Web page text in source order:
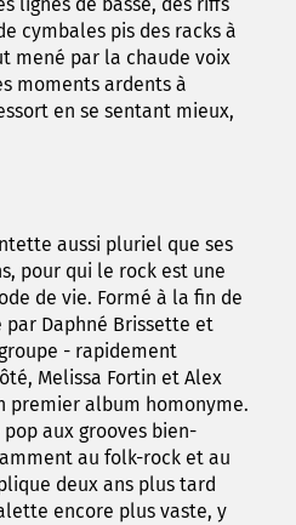
cymbales pis des racks à
mené par la chaude voix
moments ardents à
en se sentant mieux,
aussi pluriel que ses
pour qui le rock est une
de vie. Formé à la fin de
Daphné Brissette et
- rapidement
Melissa Fortin et Alex
premier album homonyme.
aux grooves bien-
au folk-rock et au
deux ans plus tard
encore plus vaste, y